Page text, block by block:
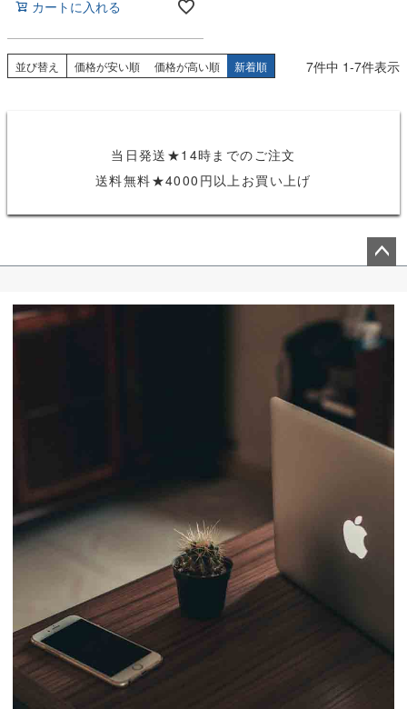
カートに入れる
並び替え 価格が安い順 価格が高い順 新着順 7件中 1-7件表示
当日発送★14時までのご注文
送料無料★4000円以上お買い上げ
ップ
へ